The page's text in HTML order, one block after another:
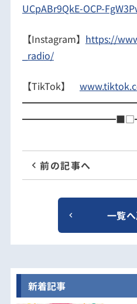
UCpABr9QkE-OCP-
【Instagram】 https://
_radio/
【TikTok】
前の記事へ
一覧
新着記事